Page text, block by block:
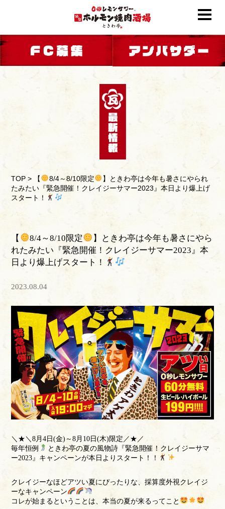
TOP > 【 8/4～8/10限定
】ときわ亭は今年も暑さにやられ
たみたい『緊急開催！クレイジーサマー2023』本日より爆上げ
スタート！
【 8/4～8/10限定
】ときわ亭は今年も暑さにやら
れたみたい『緊急開催！クレイジーサマー2023』本
日より爆上げスタート！
2023.08.04
＼★＼8月4日(金)～8月10日(木)限定／★／
毎年恒例
ときわ亭の夏の風物詩『緊急開催！クレイジーサマ
ー2023』キャンペーンが本日よりスタート！！
クレイジーなほどアツい夏にぴったりな、採算度外視クレイジ
ーなキャンペーン
コレが始まるということは、本当の夏が来るってこと